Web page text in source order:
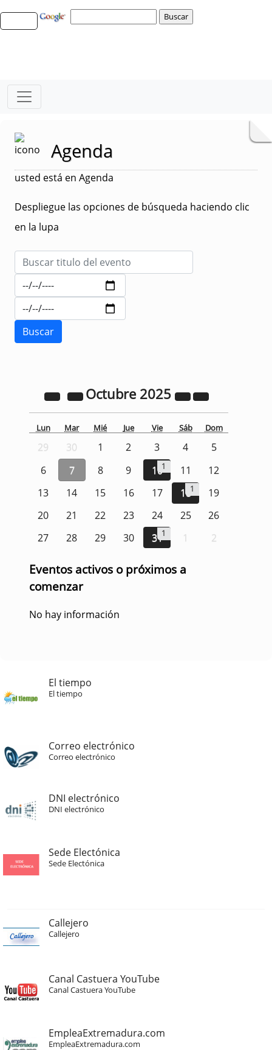
Agenda
usted está en Agenda
Despliegue las opciones de búsqueda haciendo clic
en la lupa
Octubre 2025
Lun Mar Mié Jue Vie Sáb Dom
29 30 1 2 3 4
5
6
7 8 9 101 11
12
13
14 15 16 17 181
19
20
21 22 23 24 25
26
27
28 29 30 311 1 2
Eventos activos o próximos a
comenzar
No hay información
El tiempo
El tiempo
Correo electrónico
Correo electrónico
DNI electrónico
DNI electrónico
Sede Electónica
Sede Electónica
Callejero
Callejero
Canal Castuera YouTube
Canal Castuera YouTube
EmpleaExtremadura.com
EmpleaExtremadura.com